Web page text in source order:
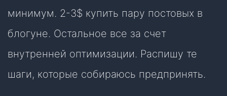
минимум. 2-3$ купить пару постовых в
блогуне. Остальное все за счет
внутренней оптимизации. Распишу те
шаги, которые собираюсь предпринять.